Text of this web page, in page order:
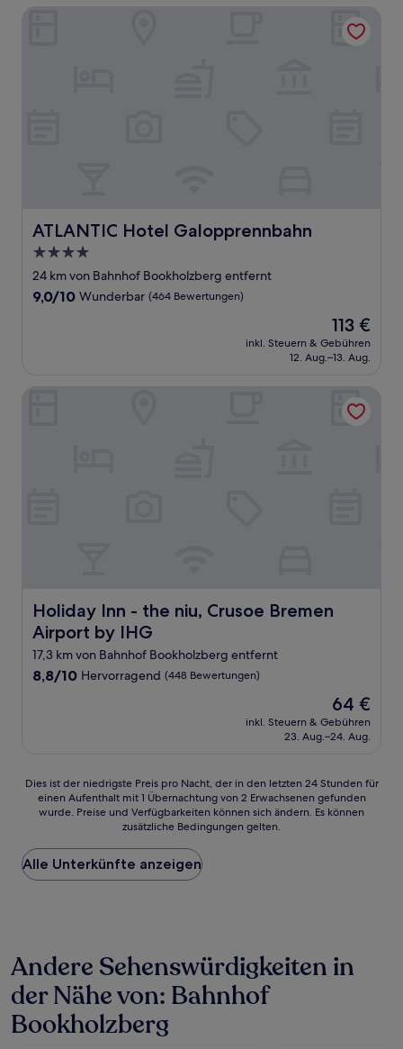
ATLANTIC Hotel Galopprennbahn
ATLANTIC Hotel Galopprennbahn
4.0-
Sterne-
Unterkunft
24 km von Bahnhof Bookholzberg entfernt
9.0
9,0/10 Wunderbar (464 Bewertungen)
Der
Preis
beträgt
113 €
inkl. Steuern & Gebühren
12. Aug.–13. Aug.
Holiday Inn - the niu, Crusoe Bremen
Airport by IHG
Holiday Inn - the niu, Crusoe Bremen Airport by IHG
17,3 km von Bahnhof Bookholzberg entfernt
8.8
8,8/10 Hervorragend (448 Bewertungen)
Der
Preis
beträgt
64 €
inkl. Steuern & Gebühren
23. Aug.–24. Aug.
Holiday Inn - the niu, Crusoe Bremen Airport by IHG
Dies
der
Preis
pro
Nacht,
24 Stunden
für
einen
Aufenthalt
mit
Dies ist der niedrigste Preis pro Nacht, der in den letzten 24 Stunden für
einen Aufenthalt mit 1 Übernachtung von 2 Erwachsenen gefunden
wurde. Preise und Verfügbarkeiten können sich ändern. Es können
zusätzliche Bedingungen gelten.
Alle Unterkünfte anzeigen
Andere Sehenswürdigkeiten in
der Nähe von: Bahnhof
Bookholzberg